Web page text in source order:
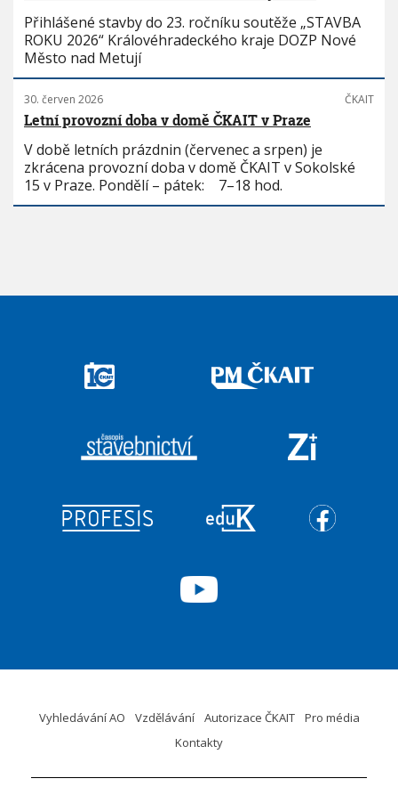
Přihlášené stavby do 23. ročníku soutěže „STAVBA
ROKU 2026“ Královéhradeckého kraje DOZP Nové
Město nad Metují
30. červen 2026 ČKAIT
Letní provozní doba v domě ČKAIT v Praze
V době letních prázdnin (červenec a srpen) je
zkrácena provozní doba v domě ČKAIT v Sokolské
15 v Praze. Pondělí – pátek: 7–18 hod.
Vyhledávání AO Vzdělávání Autorizace ČKAIT
Pro média
Kontakty